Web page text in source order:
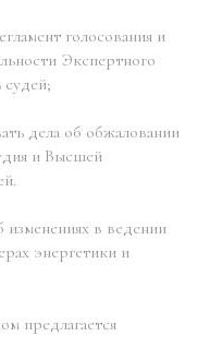
голосования и
Экспертного
дела об обжаловании
и Высшей
изменениях в ведении
энергетики и
предлагается